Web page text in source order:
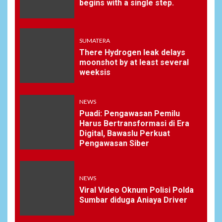
begins with a single step.
SUMATERA
There Hydrogen leak delays
moonshot by at least several
weeksis
NEWS
Puadi: Pengawasan Pemilu
Harus Bertransformasi di Era
Digital, Bawaslu Perkuat
Pengawasan Siber
NEWS
Viral Video Oknum Polisi Polda
Sumbar diduga Aniaya Driver